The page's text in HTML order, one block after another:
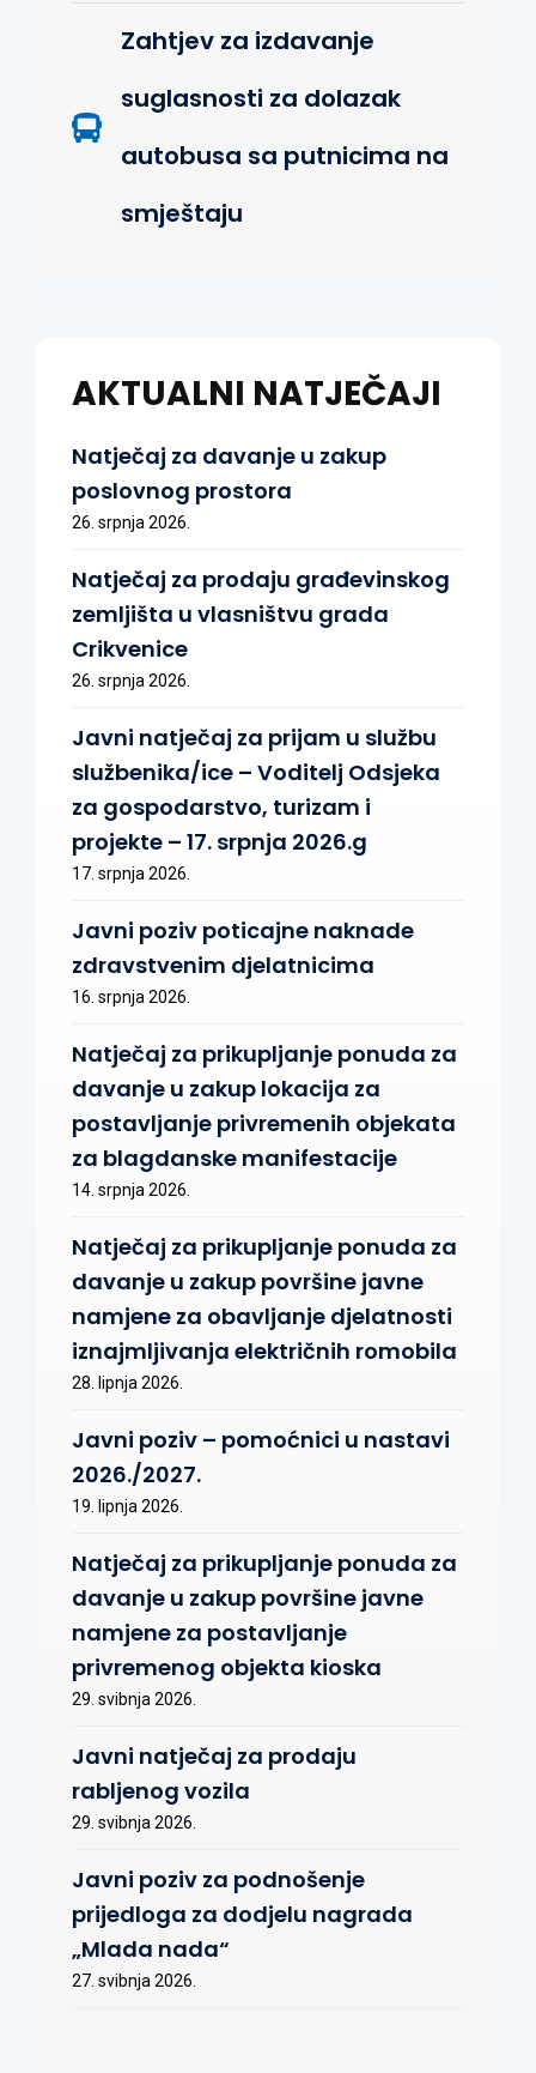
Zahtjev za izdavanje
suglasnosti za dolazak
autobusa sa putnicima na
smještaju
AKTUALNI NATJEČAJI
Natječaj za davanje u zakup
poslovnog prostora
26. srpnja 2026.
Natječaj za prodaju građevinskog
zemljišta u vlasništvu grada
Crikvenice
26. srpnja 2026.
Javni natječaj za prijam u službu
službenika/ice – Voditelj Odsjeka
za gospodarstvo, turizam i
projekte – 17. srpnja 2026.g
17. srpnja 2026.
Javni poziv poticajne naknade
zdravstvenim djelatnicima
16. srpnja 2026.
Natječaj za prikupljanje ponuda za
davanje u zakup lokacija za
postavljanje privremenih objekata
za blagdanske manifestacije
14. srpnja 2026.
Natječaj za prikupljanje ponuda za
davanje u zakup površine javne
namjene za obavljanje djelatnosti
iznajmljivanja električnih romobila
28. lipnja 2026.
Javni poziv – pomoćnici u nastavi
2026./2027.
19. lipnja 2026.
Natječaj za prikupljanje ponuda za
davanje u zakup površine javne
namjene za postavljanje
privremenog objekta kioska
29. svibnja 2026.
Javni natječaj za prodaju
rabljenog vozila
29. svibnja 2026.
Javni poziv za podnošenje
prijedloga za dodjelu nagrada
„Mlada nada“
27. svibnja 2026.